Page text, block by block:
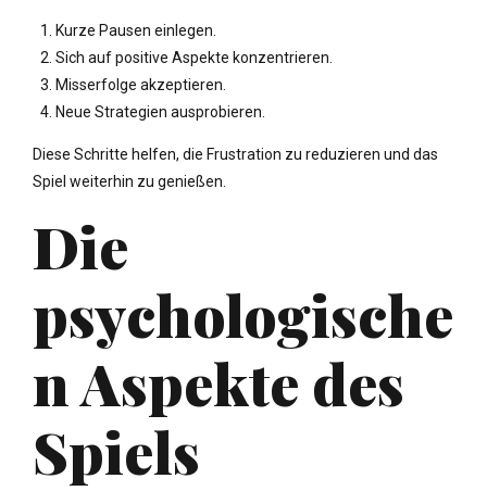
Kurze Pausen einlegen.
Sich auf positive Aspekte konzentrieren.
Misserfolge akzeptieren.
Neue Strategien ausprobieren.
Diese Schritte helfen, die Frustration zu reduzieren und das
Spiel weiterhin zu genießen.
Die
psychologische
n Aspekte des
Spiels